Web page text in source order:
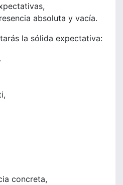
absoluta y vacía.
la sólida expectativa:
concreta,